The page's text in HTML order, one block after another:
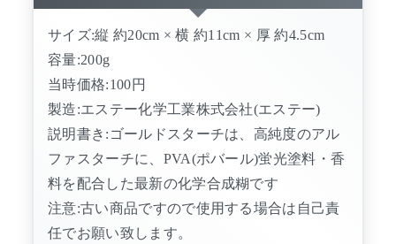
サイズ:縦 約20cm × 横 約11cm × 厚 約4.5cm
容量:200g
当時価格:100円
製造:エステー化学工業株式会社(エステー)
説明書き:ゴールドスターチは、高純度のアル
ファスターチに、PVA(ポバール)蛍光塗料・香
料を配合した最新の化学合成糊です
注意:古い商品ですので使用する場合は自己責
任でお願い致します。